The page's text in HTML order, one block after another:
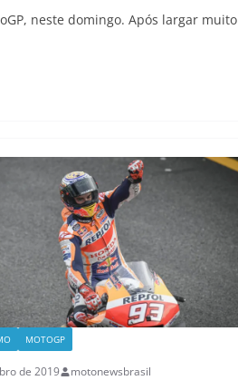
neste domingo. Após largar muito
MOTOGP
de 2019 motonewsbrasil